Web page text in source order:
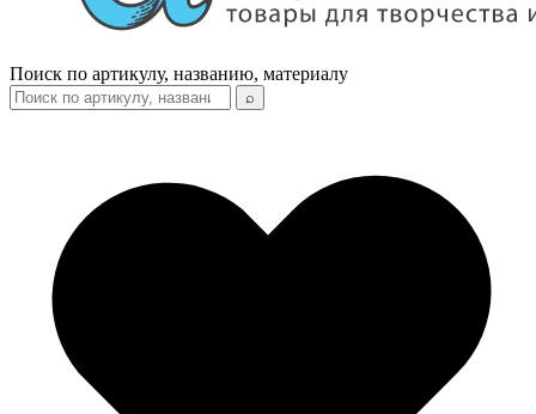
Поиск по артикулу, названию, материалу
⌕